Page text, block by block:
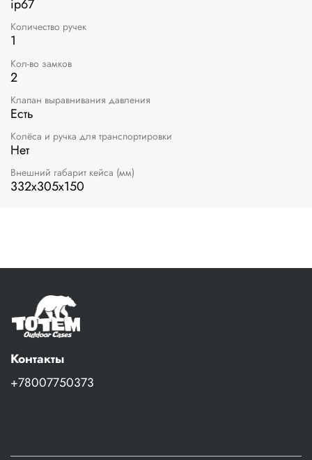
ip67
Количество ручек
1
Кол-во замков
2
Клапан выравнивания давления
Есть
Колёса и ручка для транспортировки
Нет
Внешний габарит кейса (мм)
332х305х150
Контакты
+78007750373